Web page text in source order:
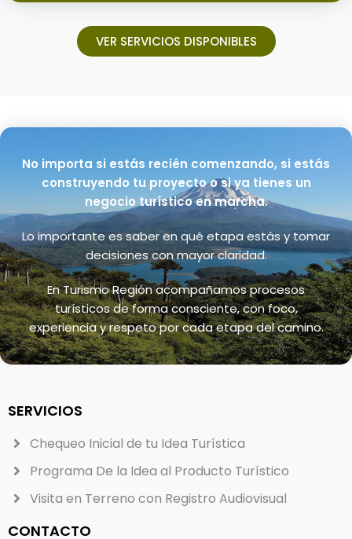
VER SERVICIOS DISPONIBLES
No importa si estás recién comenzando, si estás
construyendo tu proyecto o si ya tienes un
negocio turístico en marcha.
Lo importante es saber en qué etapa estás y tomar
decisiones con mayor claridad.
En Turismo Región acompañamos procesos
turísticos de forma consciente, con foco,
experiencia y respeto por cada etapa del camino.
SERVICIOS
Chequeo Inicial de tu Idea Turística
Programa De la Idea al Producto Turístico
Visita en Terreno con Registro Audiovisual
CONTACTO